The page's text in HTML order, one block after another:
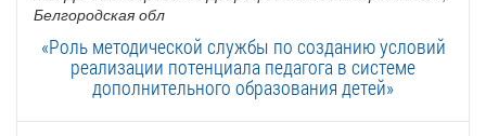
Белгородская обл
«Роль методической службы по созданию условий
реализации потенциала педагога в системе
дополнительного образования детей»